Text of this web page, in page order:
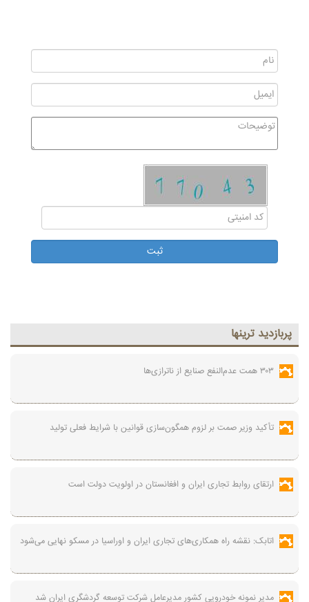
پربازديد ترينها
۳۰۳ همت عدم‌النفع صنایع از ناترازی‌ها
تأکید وزیر صمت بر لزوم همگون‌سازی قوانین با شرایط فعلی تولید
ارتقای روابط تجاری ایران و افغانستان در اولویت دولت است
اتابک: نقشه راه همکاری‌های تجاری ایران و اوراسیا در مسکو نهایی می‌شود
مدیر نمونه خودرویی کشور مدیرعامل شرکت توسعه گردشگری ایران شد